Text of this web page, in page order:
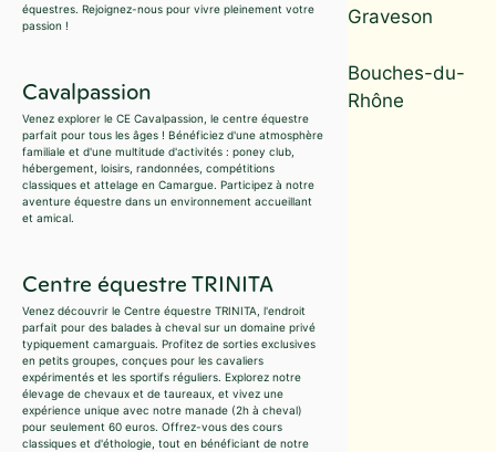
équestres. Rejoignez-nous pour vivre pleinement votre
passion !
Cavalpassion
Venez explorer le CE Cavalpassion, le centre équestre
parfait pour tous les âges ! Bénéficiez d'une atmosphère
familiale et d'une multitude d'activités : poney club,
hébergement, loisirs, randonnées, compétitions
classiques et attelage en Camargue. Participez à notre
aventure équestre dans un environnement accueillant
et amical.
Centre équestre TRINITA
Venez découvrir le Centre équestre TRINITA, l'endroit
parfait pour des balades à cheval sur un domaine privé
typiquement camarguais. Profitez de sorties exclusives
en petits groupes, conçues pour les cavaliers
expérimentés et les sportifs réguliers. Explorez notre
élevage de chevaux et de taureaux, et vivez une
expérience unique avec notre manade (2h à cheval)
pour seulement 60 euros. Offrez-vous des cours
classiques et d'éthologie, tout en bénéficiant de notre
Graveson
Bouches-du-
Rhône